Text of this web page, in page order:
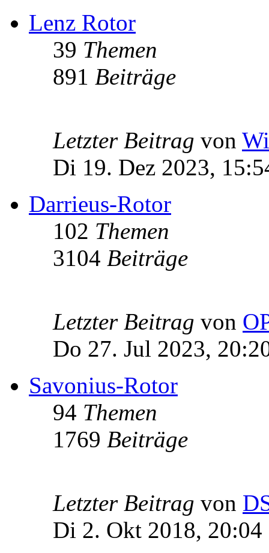
Lenz Rotor
39 Themen
891 Beiträge
Letzter Beitrag von
Di 19. Dez 2023,
Darrieus-Rotor
102 Themen
3104 Beiträge
Letzter Beitrag von
Do 27. Jul 2023,
Savonius-Rotor
94 Themen
1769 Beiträge
Letzter Beitrag von
Di 2. Okt 2018, 20:04